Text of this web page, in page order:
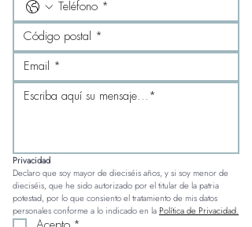
Privacidad
Declaro que soy mayor de dieciséis años, y si soy menor de
dieciséis, que he sido autorizado por el titular de la patria
potestad, por lo que consiento el tratamiento de mis datos
personales conforme a lo indicado en la Política de Privacidad.